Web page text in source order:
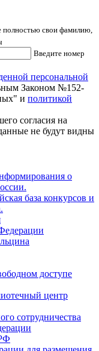
полностью свои фамилию,
Введите номер
персональной
Законом №152-
и политикой
согласия на
не будут видны